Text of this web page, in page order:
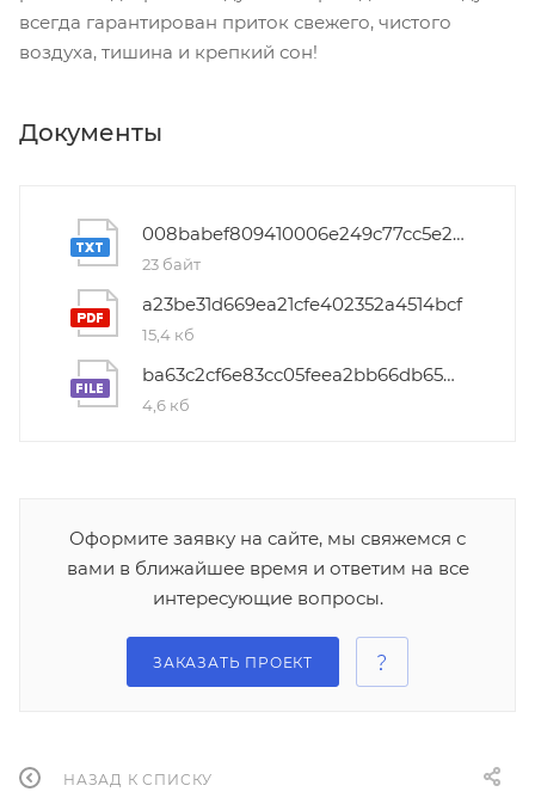
всегда гарантирован приток свежего, чистого
воздуха, тишина и крепкий сон!
Документы
008babef809410006e249c77cc5e2381
23 байт
a23be31d669ea21cfe402352a4514bcf
15,4 кб
ba63c2cf6e83cc05feea2bb66db654e3
4,6 кб
Оформите заявку на сайте, мы свяжемся с
вами в ближайшее время и ответим на все
интересующие вопросы.
ЗАКАЗАТЬ ПРОЕКТ
НАЗАД К СПИСКУ